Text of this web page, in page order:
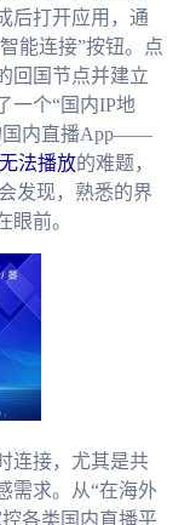
后打开应用，通
能连接”按钮。点
回国节点并建立
一个“国内IP地
国内直播App——
法播放的难题，
发现，熟悉的界
眼前。
连接，尤其是共
需求。从“在海外
各类国内直播平